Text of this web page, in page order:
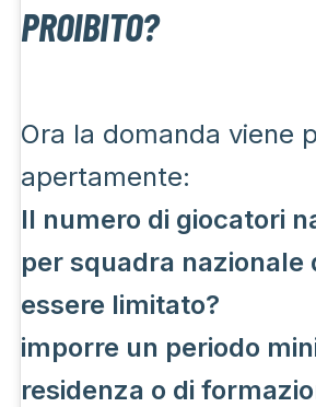
PROIBITO?
Ora la domanda viene
apertamente:
Il numero di giocatori
per squadra nazionale
essere limitato?
imporre un periodo
residenza o di